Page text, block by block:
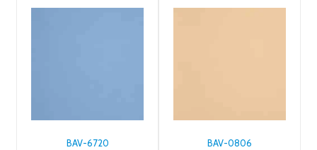
BAV-6720 BAV-0806